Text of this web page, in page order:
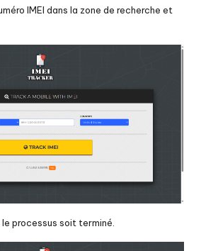
IMEI dans la zone de recherche et
processus soit terminé.